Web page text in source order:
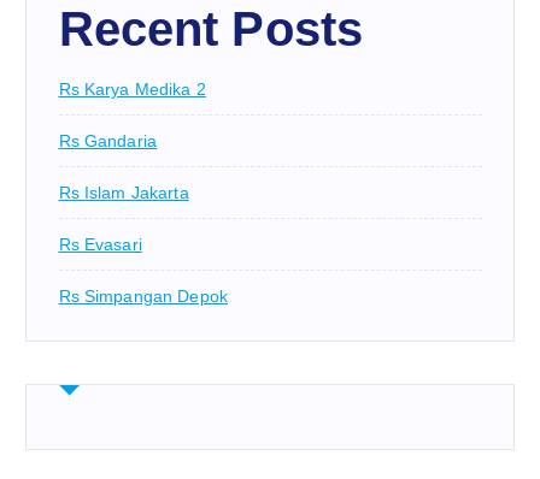
Recent Posts
Rs Karya Medika 2
Rs Gandaria
Rs Islam Jakarta
Rs Evasari
Rs Simpangan Depok